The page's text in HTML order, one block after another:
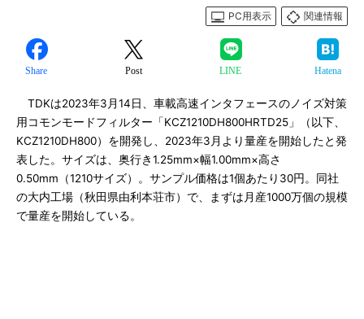
PC用表示
関連情報
Share Post LINE Hatena
TDKは2023年3月14日、車載高速インタフェースのノイズ対策
用コモンモードフィルター「KCZ1210DH800HRTD25」（以下、
KCZ1210DH800）を開発し、2023年3月より量産を開始したと発
表した。サイズは、奥行き1.25mm×幅1.00mm×高さ
0.50mm（1210サイズ）。サンプル価格は1個あたり30円。同社
の大内工場（秋田県由利本荘市）で、まずは月産1000万個の規模
で量産を開始している。